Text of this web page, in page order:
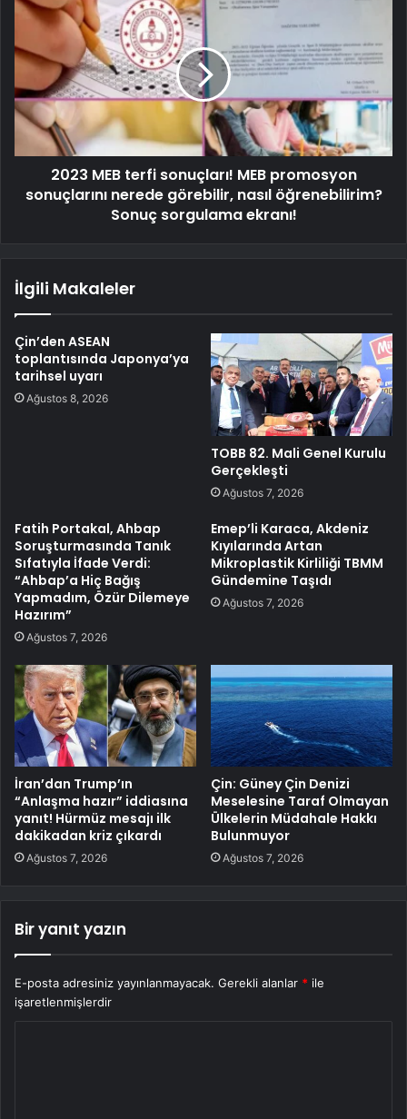
2023 MEB terfi sonuçları! MEB promosyon
sonuçlarını nerede görebilir, nasıl öğrenebilirim?
Sonuç sorgulama ekranı!
İlgili Makaleler
Çin’den ASEAN
toplantısında Japonya’ya
tarihsel uyarı
Ağustos 8, 2026
TOBB 82. Mali Genel Kurulu
Gerçekleşti
Ağustos 7, 2026
Fatih Portakal, Ahbap
Soruşturmasında Tanık
Sıfatıyla İfade Verdi:
“Ahbap’a Hiç Bağış
Yapmadım, Özür Dilemeye
Hazırım”
Ağustos 7, 2026
Emep’li Karaca, Akdeniz
Kıyılarında Artan
Mikroplastik Kirliliği TBMM
Gündemine Taşıdı
Ağustos 7, 2026
İran’dan Trump’ın
“Anlaşma hazır” iddiasına
yanıt! Hürmüz mesajı ilk
dakikadan kriz çıkardı
Ağustos 7, 2026
Çin: Güney Çin Denizi
Meselesine Taraf Olmayan
Ülkelerin Müdahale Hakkı
Bulunmuyor
Ağustos 7, 2026
Bir yanıt yazın
E-posta adresiniz yayınlanmayacak. Gerekli alanlar * ile
işaretlenmişlerdir